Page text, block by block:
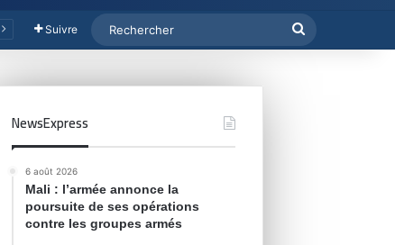
Suivre
NewsExpress
6 août 2026
Mali : l’armée annonce la
poursuite de ses opérations
contre les groupes armés